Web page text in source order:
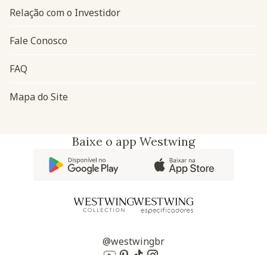
Relação com o Investidor
Fale Conosco
FAQ
Mapa do Site
Baixe o app Westwing
@westwingbr